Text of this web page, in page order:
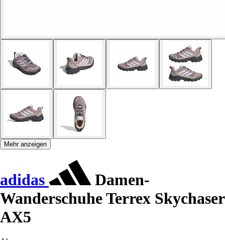
Mehr anzeigen
adidas
Damen-
Wanderschuhe Terrex Skychaser
AX5